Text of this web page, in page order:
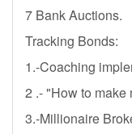
7 Bank Auctions.
Tracking Bonds:
1.-Coaching
2 .- "How to make
3.-Millionaire